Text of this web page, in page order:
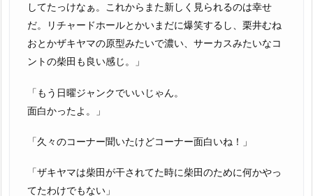
してたっけなぁ。これからまた新しく見られるのは幸せ
だ。リチャードホールとかいまだに爆笑するし、栗井むね
おとかザキヤマの原型みたいで濃い、サーカスみたいなコ
ントの柴田も良い感じ。」
「もう日曜ジャンクでいいじゃん。
面白かったよ。」
「久々のコーナー聞いたけどコーナー面白いね！」
「ザキヤマは柴田が干されてた時に柴田のために何かやっ
てたわけでもない」